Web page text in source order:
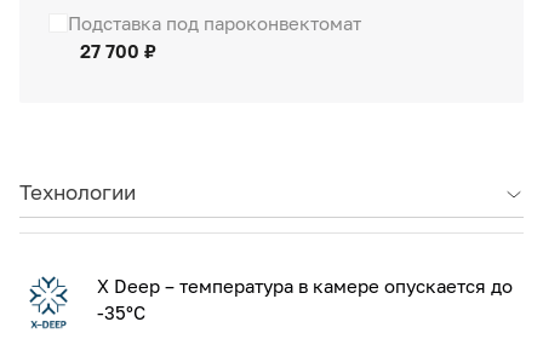
Подставка под пароконвектомат
27 700 ₽
Технологии
X Deep – температура в камере опускается до
-35°С